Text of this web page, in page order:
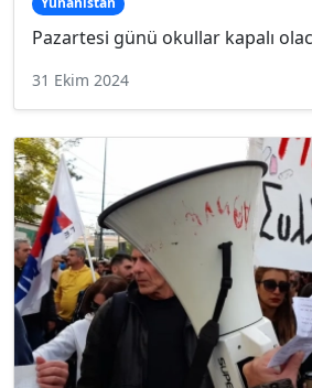
Pazartesi günü okullar kapalı
31 Ekim 2024